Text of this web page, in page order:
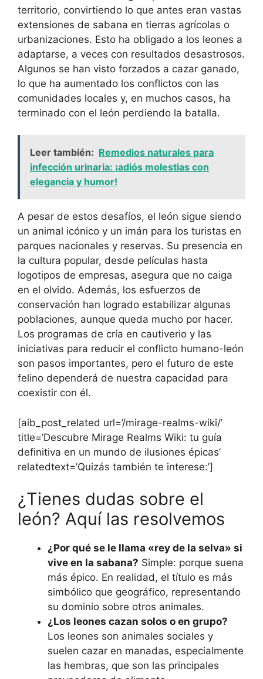
territorio, convirtiendo lo que antes eran vastas
extensiones de sabana en tierras agrícolas o
urbanizaciones. Esto ha obligado a los leones a
adaptarse, a veces con resultados desastrosos.
Algunos se han visto forzados a cazar ganado,
lo que ha aumentado los conflictos con las
comunidades locales y, en muchos casos, ha
terminado con el león perdiendo la batalla.
Leer también: Remedios naturales para
infección urinaria: ¡adiós molestias con
elegancia y humor!
A pesar de estos desafíos, el león sigue siendo
un animal icónico y un imán para los turistas en
parques nacionales y reservas. Su presencia en
la cultura popular, desde películas hasta
logotipos de empresas, asegura que no caiga
en el olvido. Además, los esfuerzos de
conservación han logrado estabilizar algunas
poblaciones, aunque queda mucho por hacer.
Los programas de cría en cautiverio y las
iniciativas para reducir el conflicto humano-león
son pasos importantes, pero el futuro de este
felino dependerá de nuestra capacidad para
coexistir con él.
[aib_post_related url=’/mirage-realms-wiki/’
title=’Descubre Mirage Realms Wiki: tu guía
definitiva en un mundo de ilusiones épicas’
relatedtext=’Quizás también te interese:’]
¿Tienes dudas sobre el
león? Aquí las resolvemos
¿Por qué se le llama «rey de la selva» si
vive en la sabana? Simple: porque suena
más épico. En realidad, el título es más
simbólico que geográfico, representando
su dominio sobre otros animales.
¿Los leones cazan solos o en grupo?
Los leones son animales sociales y
suelen cazar en manadas, especialmente
las hembras, que son las principales